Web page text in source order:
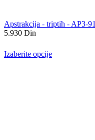
Apstrakcija - triptih - AP3-91
5.930 Din
Izaberite opcije